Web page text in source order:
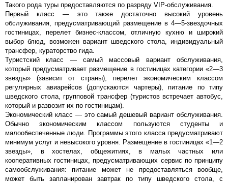
Такого рода туры предоставляются по разряду VIP-обслуживания.
Первый класс — это также достаточно высокий уровень
обслуживания, предусматривающий размещение в 4—5-звездочных
гостиницах, перелет бизнес-классом, отличную кухню и широкий
выбор блюд, возможен вариант шведского стола, индивидуальный
трансфер, кураторство гида.
Туристский класс — самый массовый вариант обслуживания,
который предусматривает размещение в гостиницах категории «2—3
звезды» (зависит от страны), перелет экономическим классом
регулярных авиарейсов (допускаются чартеры), питание по типу
шведского стола, групповой трансфер (туристов встречает автобус,
который и развозит их по гостиницам).
Экономический класс — это самый дешевый вариант обслуживания.
Обычно экономическим классом пользуются студенты и
малообеспеченные люди. Программы этого класса предусматривают
минимум услуг и невысокого уровня. Размещение в гостиницах «1—2
звезды», в хостелах, общежитиях, в малых частных или
кооперативных гостиницах, предусматривающих сервис по принципу
самообслуживания: питание может не предоставляться вообще,
может быть запланирован завтрак по типу шведского стола, с